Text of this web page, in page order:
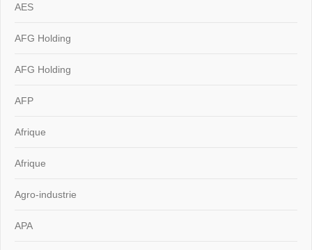
AES
AFG Holding
AFG Holding
AFP
Afrique
Afrique
Agro-industrie
APA